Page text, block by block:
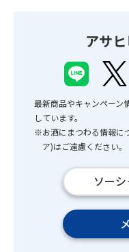
アサ
最新商品やキャンペーン
しています。
※お酒にまつわる情報に
ア)はご遠慮ください。
ソー